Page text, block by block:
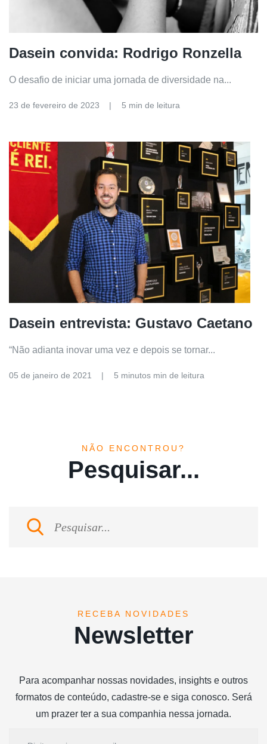
Dasein convida: Rodrigo Ronzella
O desafio de iniciar uma jornada de diversidade na...
23 de fevereiro de 2023 5 min de leitura
Dasein entrevista: Gustavo Caetano
“Não adianta inovar uma vez e depois se tornar...
05 de janeiro de 2021 5 minutos min de leitura
NÃO ENCONTROU?
Pesquisar...
RECEBA NOVIDADES
Newsletter
Para acompanhar nossas novidades, insights e outros
formatos de conteúdo, cadastre-se e siga conosco. Será
um prazer ter a sua companhia nessa jornada.